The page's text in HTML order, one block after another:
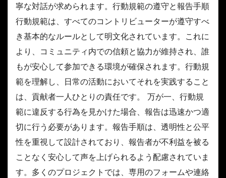
寧な対話が求められます。行動規範の遵守と報告手順
行動規範は、すべてのコントリビューターが遵守すべ
き基本的なルールとして明文化されています。これに
より、コミュニティ内での信頼と協力が維持され、誰
もが安心して参加できる環境が確保されます。行動規
範を理解し、日常の活動においてそれを実践すること
は、貢献者一人ひとりの責任です。 万が一、行動規
範に違反する行為を見かけた場合、報告は迅速かつ適
切に行う必要があります。報告手順は、透明性と公平
性を重視して設計されており、報告者が不利益を被る
ことなく安心して声を上げられるよう配慮されていま
す。多くのプロジェクトでは、専用のフォームや連絡